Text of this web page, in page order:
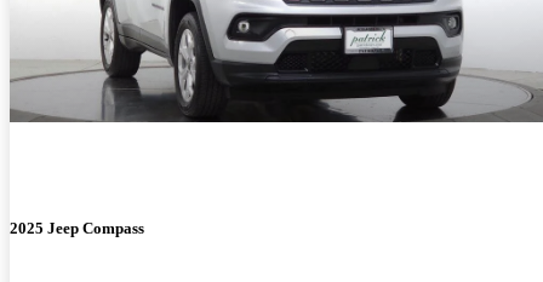
2025 Jeep Compass